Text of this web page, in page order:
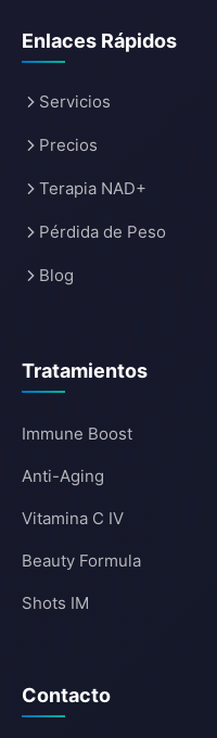
Enlaces Rápidos
Servicios
Precios
Terapia NAD+
Pérdida de Peso
Blog
Tratamientos
Immune Boost
Anti-Aging
Vitamina C IV
Beauty Formula
Shots IM
Contacto